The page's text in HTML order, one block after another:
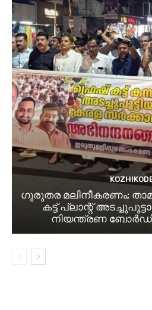
ഗുരുതര മലിനീകരണം;
കട്ട് പ്ലാന്റ്
നിയന്ത്രണ